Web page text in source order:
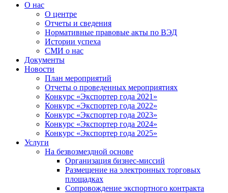
О нас
О центре
Отчеты и сведения
Нормативные правовые акты по ВЭД
Истории успеха
СМИ о нас
Документы
Новости
План мероприятий
Отчеты о проведенных мероприятиях
Конкурс «Экспортер года 2021»
Конкурс «Экспортер года 2022»
Конкурс «Экспортер года 2023»
Конкурс «Экспортер года 2024»
Конкурс «Экспортер года 2025»
Услуги
На безвозмездной основе
Организация бизнес-миссий
Размещение на электронных торговых
площадках
Сопровождение экспортного контракта